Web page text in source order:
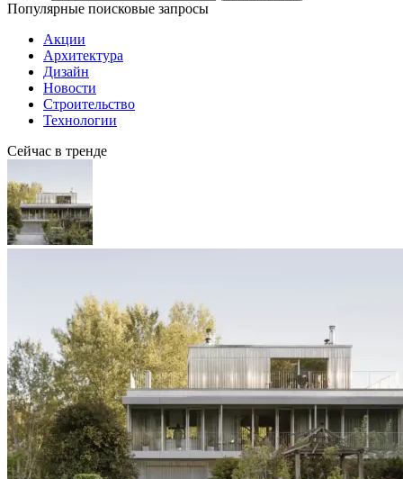
Популярные поисковые запросы
Акции
Архитектура
Дизайн
Новости
Строительство
Технологии
Сейчас в тренде